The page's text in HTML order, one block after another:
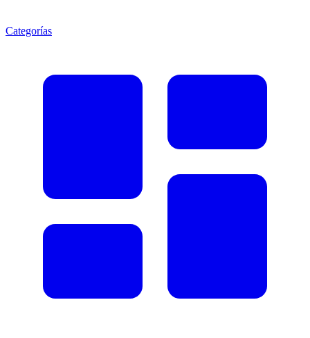
Categorías